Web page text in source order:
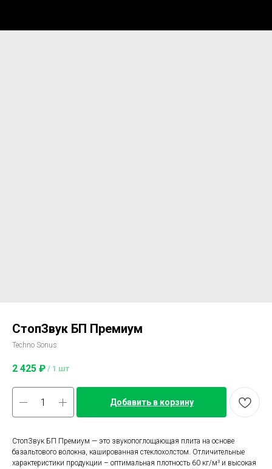
СтопЗвук БП Премиум
Techno Sonus
2 425 ₽ / 1 шт
Добавить в корзину
СтопЗвук БП Премиум — это звукопоглощающая плита на основе
базальтового волокна, кашированная стеклохолстом. Отличительные
характеристики продукции – оптимальная плотность 60 кг/м³ и высокая